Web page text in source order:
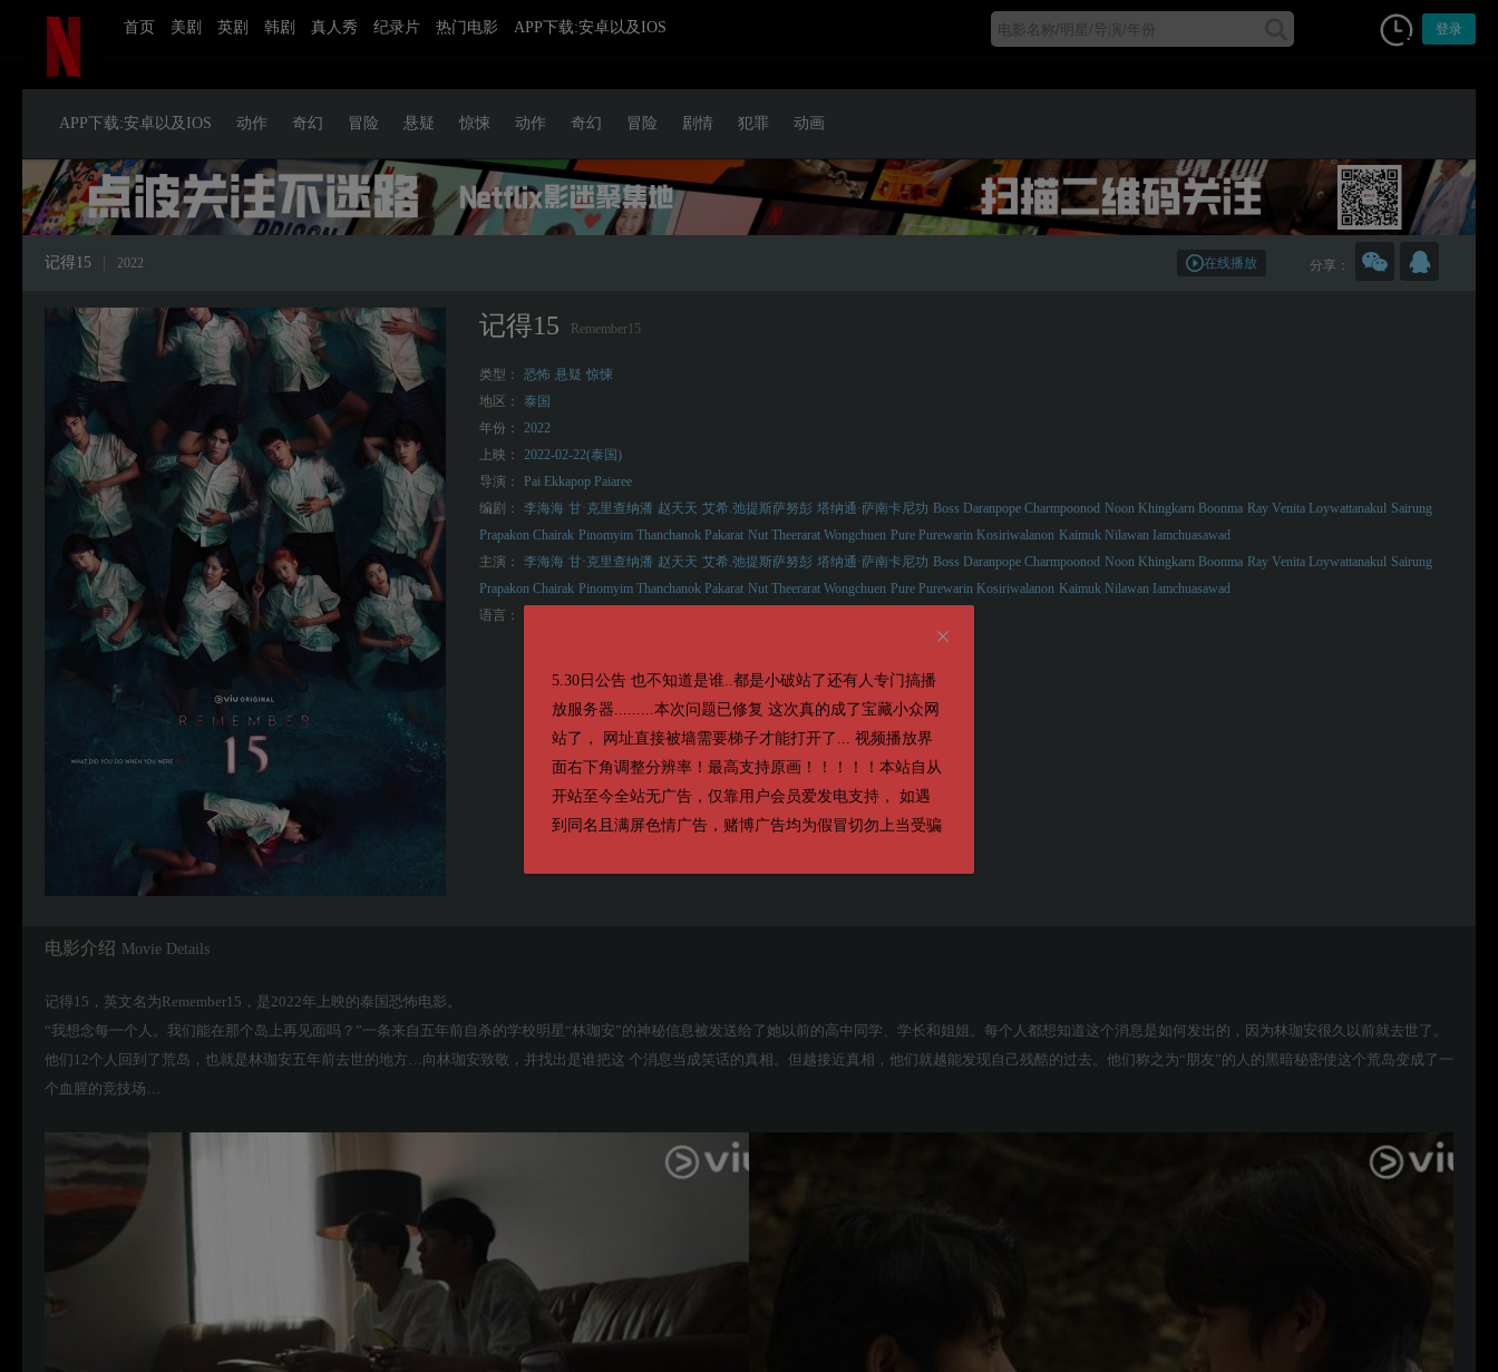
首页 美剧 英剧 韩剧 真人秀 纪录片 热门电影 APP下载:安卓以及IOS 登录
5.30日公告 也不知道是谁..都是小破站了还有人专门搞播
放服务器.........本次问题已修复 这次真的成了宝藏小众网
站了， 网址直接被墙需要梯子才能打开了... 视频播放界
面右下角调整分辨率！最高支持原画！！！！！本站自从
开站至今全站无广告，仅靠用户会员爱发电支持， 如遇
到同名且满屏色情广告，赌博广告均为假冒切勿上当受骗
APP下载:安卓以及IOS 动作 奇幻 冒险 悬疑 惊悚 动作 奇幻 冒险 剧情 犯罪 动画
记得15 2022 分享：
在线播放
记得15 Remember15
类型： 恐怖 悬疑 惊悚
地区：
泰国
年份：
2022
上映：
2022-02-22(泰国)
导演：
Pai Ekkapop Paiaree
编剧：
李海海 甘·克里查纳潘 赵天天 艾希.弛提斯萨努彭 塔纳通·萨南卡尼功 Boss Daranpope Charmpoonod Noon Khingkarn Boonma Ray Venita Loywattanakul Sairung
Prapakon Chairak Pinomyim Thanchanok Pakarat Nut Theerarat Wongchuen Pure Purewarin Kosiriwalanon Kaimuk Nilawan Iamchuasawad
主演：
李海海 甘·克里查纳潘 赵天天 艾希.弛提斯萨努彭 塔纳通·萨南卡尼功 Boss Daranpope Charmpoonod Noon Khingkarn Boonma Ray Venita Loywattanakul Sairung
Prapakon Chairak Pinomyim Thanchanok Pakarat Nut Theerarat Wongchuen Pure Purewarin Kosiriwalanon Kaimuk Nilawan Iamchuasawad
语言：
电影介绍 Movie Details
记得15，英文名为Remember15，是2022年上映的泰国恐怖电影。
“我想念每一个人。我们能在那个岛上再见面吗？”一条来自五年前自杀的学校明星“林珈安”的神秘信息被发送给了她以前的高中同学、学长和姐姐。每个人都想知道这个消息是如何发出的，因为林珈安很久以前就去世了。
他们12个人回到了荒岛，也就是林珈安五年前去世的地方…向林珈安致敬，并找出是谁把这 个消息当成笑话的真相。但越接近真相，他们就越能发现自己残酷的过去。他们称之为“朋友”的人的黑暗秘密使这个荒岛变成了一
个血腥的竞技场…